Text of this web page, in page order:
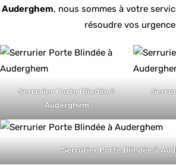
Auderghem, nous sommes à votre
résoudre vos
Serrurier Porte Blindée à
Auderghem
Serrurier Porte Blindée à